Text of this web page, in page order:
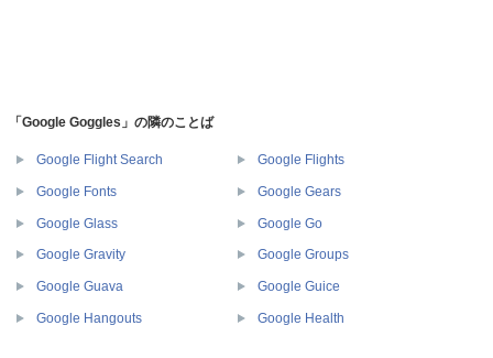
「Google Goggles」の隣のことば
Google Flight Search Google Flights
Google Fonts Google Gears
Google Glass Google Go
Google Gravity Google Groups
Google Guava Google Guice
Google Hangouts Google Health